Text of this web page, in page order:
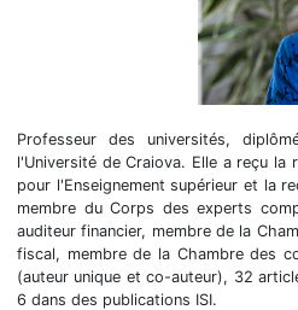
Professeur des universités,
l'Université de Craiova. Elle a reçu la
pour l'Enseignement supérieur et la
membre du Corps des experts
auditeur financier, membre de la
fiscal, membre de la Chambre des
(auteur unique et co-auteur), 32
6 dans des publications ISI.